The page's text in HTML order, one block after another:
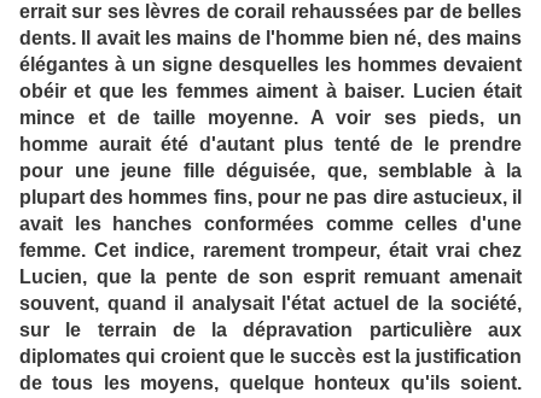
errait sur ses lèvres de corail rehaussées par de belles
dents. Il avait les mains de l'homme bien né, des mains
élégantes à un signe desquelles les hommes devaient
obéir et que les femmes aiment à baiser. Lucien était
mince et de taille moyenne. A voir ses pieds, un
homme aurait été d'autant plus tenté de le prendre
pour une jeune fille déguisée, que, semblable à la
plupart des hommes fins, pour ne pas dire astucieux, il
avait les hanches conformées comme celles d'une
femme. Cet indice, rarement trompeur, était vrai chez
Lucien, que la pente de son esprit remuant amenait
souvent, quand il analysait l'état actuel de la société,
sur le terrain de la dépravation particulière aux
diplomates qui croient que le succès est la justification
de tous les moyens, quelque honteux qu'ils soient.